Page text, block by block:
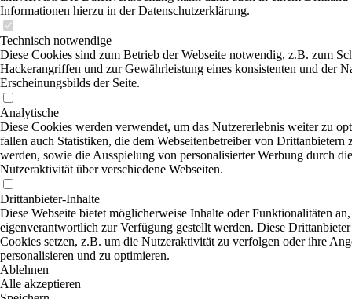
Informationen hierzu in der Datenschutzerklärung.
Technisch notwendige
Diese Cookies sind zum Betrieb der Webseite notwendig, z.B. zum
Hackerangriffen und zur Gewährleistung eines konsistenten und der
Erscheinungsbilds der Seite.
Analytische
Diese Cookies werden verwendet, um das Nutzererlebnis weiter zu
fallen auch Statistiken, die dem Webseitenbetreiber von Drittanbietern
werden, sowie die Ausspielung von personalisierter Werbung durch
Nutzeraktivität über verschiedene Webseiten.
Drittanbieter-Inhalte
Diese Webseite bietet möglicherweise Inhalte oder Funktionalitäten
eigenverantwortlich zur Verfügung gestellt werden. Diese
Cookies setzen, z.B. um die Nutzeraktivität zu verfolgen oder ihre
personalisieren und zu optimieren.
Ablehnen
Alle akzeptieren